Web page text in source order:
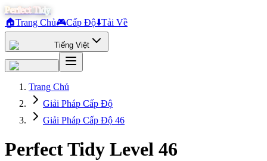
Perfect Tidy
🏠Trang Chủ🎮Cấp Độ⬇️Tải Về
Tiếng Việt
Trang Chủ
Giải Pháp Cấp Độ
Giải Pháp Cấp Độ 46
Perfect Tidy Level 46